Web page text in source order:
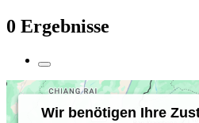
0 Ergebnisse
Wir benötigen Ihre